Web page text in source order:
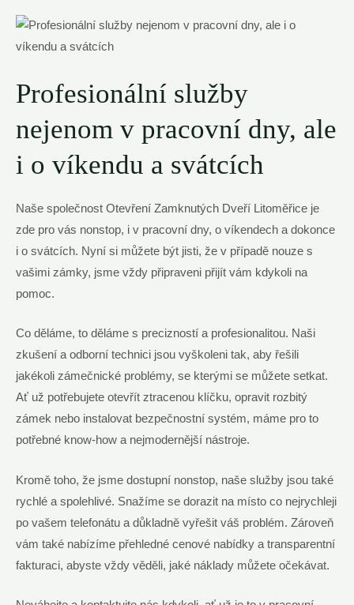
Profesionální služby
nejenom v pracovní dny, ale
i o víkendu a svátcích
Naše společnost Otevření Zamknutých Dveří Litoměřice je
zde pro vás nonstop, i v pracovní dny, o víkendech a dokonce
i o svátcích. Nyní si můžete být jisti, že v případě nouze s
vašimi zámky, jsme vždy připraveni přijít vám kdykoli na
pomoc.
Co děláme, to děláme s precizností a profesionalitou. Naši
zkušení a odborní technici jsou vyškoleni tak, aby řešili
jakékoli zámečnické problémy, se kterými se můžete setkat.
Ať už potřebujete otevřít ztracenou klíčku, opravit rozbitý
zámek nebo instalovat bezpečnostní systém, máme pro to
potřebné know-how a nejmodernější nástroje.
Kromě toho, že jsme dostupní nonstop, naše služby jsou také
rychlé a spolehlivé. Snažíme se dorazit na místo co nejrychleji
po vašem telefonátu a důkladně vyřešit váš problém. Zároveň
vám také nabízíme přehledné cenové nabídky a transparentní
fakturaci, abyste vždy věděli, jaké náklady můžete očekávat.